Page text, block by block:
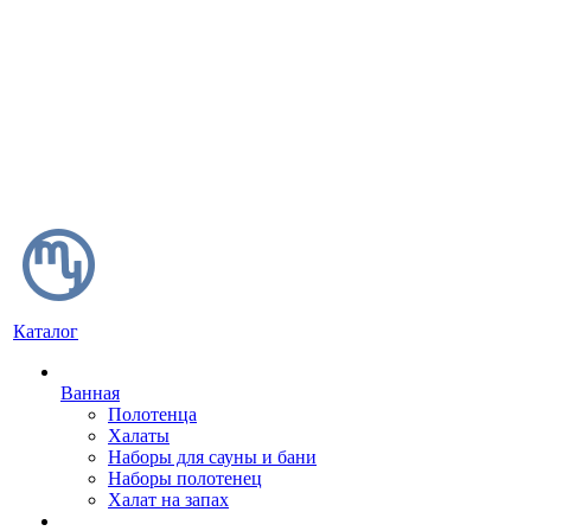
Каталог
Ванная
Полотенца
Халаты
Наборы для сауны и бани
Наборы полотенец
Халат на запах